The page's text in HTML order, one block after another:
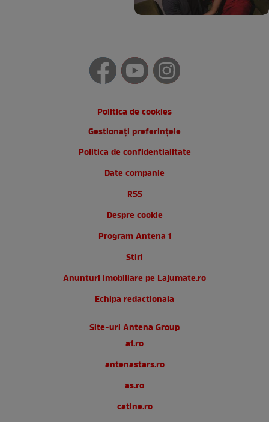
Politica de cookies
Gestionați preferințele
Politica de confidentialitate
Date companie
RSS
Despre cookie
Program Antena 1
Stiri
Anunturi imobiliare pe Lajumate.ro
Echipa redactionala
Site-uri Antena Group
a1.ro
antenastars.ro
as.ro
catine.ro